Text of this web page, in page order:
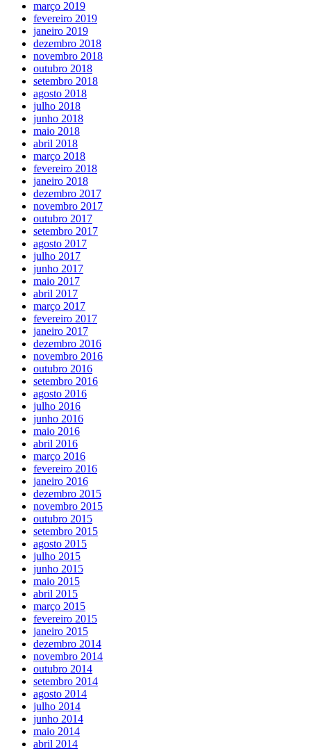
março 2019
fevereiro 2019
janeiro 2019
dezembro 2018
novembro 2018
outubro 2018
setembro 2018
agosto 2018
julho 2018
junho 2018
maio 2018
abril 2018
março 2018
fevereiro 2018
janeiro 2018
dezembro 2017
novembro 2017
outubro 2017
setembro 2017
agosto 2017
julho 2017
junho 2017
maio 2017
abril 2017
março 2017
fevereiro 2017
janeiro 2017
dezembro 2016
novembro 2016
outubro 2016
setembro 2016
agosto 2016
julho 2016
junho 2016
maio 2016
abril 2016
março 2016
fevereiro 2016
janeiro 2016
dezembro 2015
novembro 2015
outubro 2015
setembro 2015
agosto 2015
julho 2015
junho 2015
maio 2015
abril 2015
março 2015
fevereiro 2015
janeiro 2015
dezembro 2014
novembro 2014
outubro 2014
setembro 2014
agosto 2014
julho 2014
junho 2014
maio 2014
abril 2014